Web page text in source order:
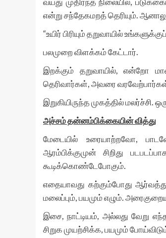
என்று சந்தேகமறத் தெரியும்.
“உயிர் பிரியும் தறுவாயில்
பலமுறை விளக்கம் கேட்டார்.
இறக்கும் தறுவாயில், என்றோ
தெரிவார்கள், அவரை
இறுகியிருந்த முகத்தில்
அச்சம் தன்னம்பிக்கையின் வித்து
மேடையில் உரையாற்றவோ,
ஆரம்பிக்குமுன் சிறிது
கூடிக்கொண்டேபோகும்.
எதையாவது கற்கும்போது
மலைப்பும், பயமும் எழும்.
இசை, நாட்டியம், அல்லது வேறு
சிறுக முயற்சிக்க, பயமும்